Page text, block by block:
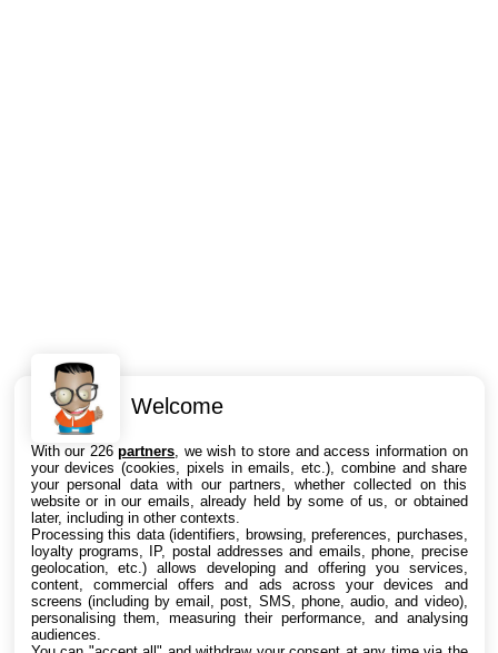
Intéressant ? Partagez !
Welcome
With our 226partners , we wish to store and access information on
your devices (cookies, pixels in emails, etc.), combine and share
your personal data with our partners, whether collected on this
website or in our emails, already held by some of us, or obtained
later, including in other contexts.
Processing this data (identifiers, browsing, preferences, purchases,
loyalty programs, IP, postal addresses and emails, phone, precise
geolocation, etc.) allows developing and offering you services,
content, commercial offers and ads across your devices and
screens (including by email, post, SMS, phone, audio, and video),
personalising them, measuring their performance, and analysing
audiences.